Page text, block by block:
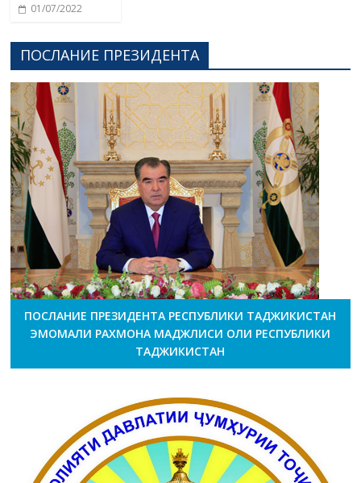
01/07/2022
ПОСЛАНИЕ ПРЕЗИДЕНТА
ПОСЛАНИЕ ПРЕЗИДЕНТА РЕСПУБЛИКИ ТАДЖИКИСТАН
ЭМОМАЛИ РАХМОНА МАДЖЛИСИ ОЛИ РЕСПУБЛИКИ
ТАДЖИКИСТАН